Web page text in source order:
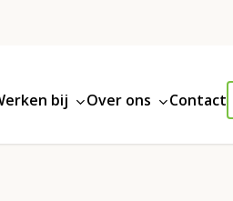
bij Over ons Contact